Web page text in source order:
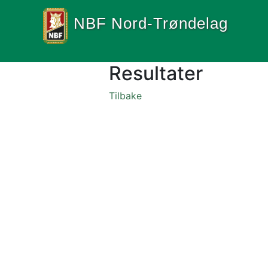
NBF Nord-Trøndelag
Resultater
Tilbake